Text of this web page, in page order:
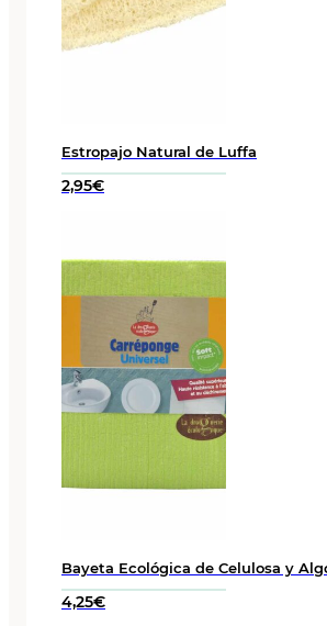
Estropajo Natural de Luffa
2,95€
Bayeta Ecológica de Celulosa y
4,25€